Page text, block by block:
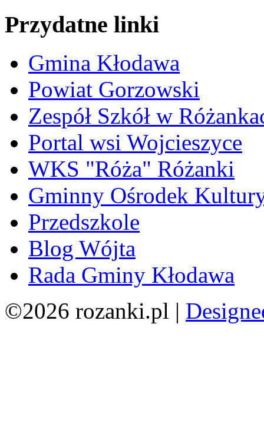
Przydatne linki
Gmina Kłodawa
Powiat Gorzowski
Zespół Szkół w
Portal wsi Wojcieszyce
WKS "Róża" Różanki
Gminny Ośrodek
Przedszkole
Blog Wójta
Rada Gminy Kłodawa
©2026 rozanki.pl |